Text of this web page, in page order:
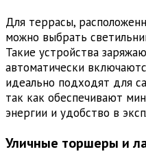
Для террасы,
можно выбрать
Такие устройства
автоматически
идеально подходят для
так как обеспечивают
энергии и удобство в
Уличные торшеры и